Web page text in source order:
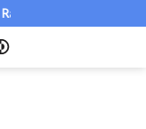
Tiga ASN Pemkab